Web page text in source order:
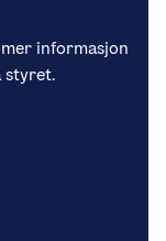
informasjon
styret.